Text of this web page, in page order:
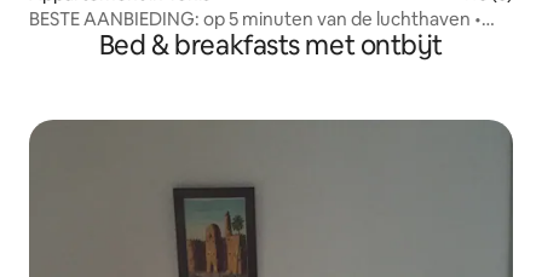
BESTE AANBIEDING: op 5 minuten van de luchthaven •
Licht en rustigBed & breakfasts met ontbijt